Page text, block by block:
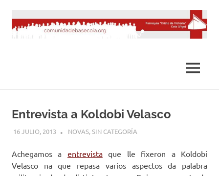
contenido
MENÚ
Entrevista a Koldobi Velasco
16 JULIO, 2013 DESARROLLO
NOVAS,SIN CATEGORÍA
Achegamos a entrevistaque lle fixeron a Koldobi
Velasco na que repasa varios aspectos da palabra